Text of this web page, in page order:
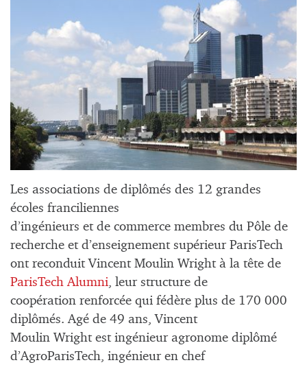
Les associations de diplômés des 12 grandes
écoles franciliennes
d’ingénieurs et de commerce membres du Pôle de
recherche et d’enseignement supérieur ParisTech
ont reconduitVincent Moulin Wright à la tête de
ParisTech Alumni, leur structure de
coopération renforcée qui fédère plus de 170 000
diplômés. Agé de 49 ans, Vincent
Moulin Wright est ingénieur agronome diplômé
d’AgroParisTech, ingénieur en chef